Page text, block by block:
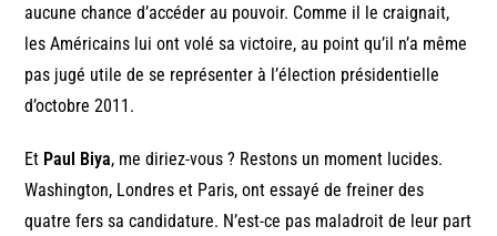
aucune chance d’accéder au pouvoir. Comme il le craignait,
les Américains lui ont volé sa victoire, au point qu’il n’a même
pas jugé utile de se représenter à l’élection présidentielle
d’octobre 2011.
Et Paul Biya, me diriez-vous ? Restons un moment lucides.
Washington, Londres et Paris, ont essayé de freiner des
quatre fers sa candidature. N’est-ce pas maladroit de leur part